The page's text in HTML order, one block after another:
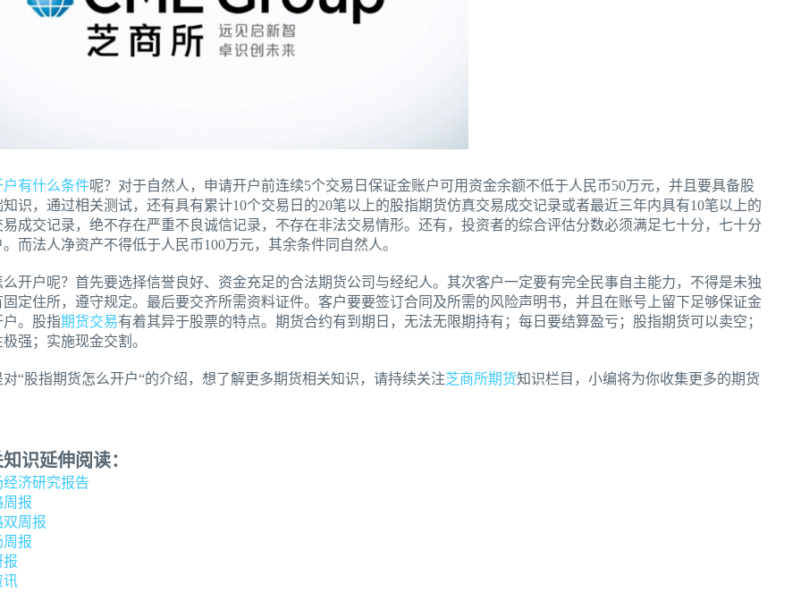
有什么条件呢？对于自然人，申请开户前连续5个交易日保证金账户可用资金余额不低于人民币50万元，并且要具备股
识，通过相关测试，还有具有累计10个交易日的20笔以上的股指期货仿真交易成交记录或者最近三年内具有10笔以上的
成交记录，绝不存在严重不良诚信记录，不存在非法交易情形。还有，投资者的综合评估分数必须满足七十分，七十分
而法人净资产不得低于人民币100万元，其余条件同自然人。
开户呢？首先要选择信誉良好、资金充足的合法期货公司与经纪人。其次客户一定要有完全民事自主能力，不得是未独
定住所，遵守规定。最后要交齐所需资料证件。客户要要签订合同及所需的风险声明书，并且在账号上留下足够保证金
户。股指期货交易有着其异于股票的特点。期货合约有到期日，无法无限期持有；每日要结算盈亏；股指期货可以卖空；
强；实施现金交割。
“股指期货怎么开户“的介绍，想了解更多期货相关知识，请持续关注芝商所期货知识栏目，小编将为你收集更多的期货
识延伸阅读：
济研究报告
周报
周报
周报
报
讯